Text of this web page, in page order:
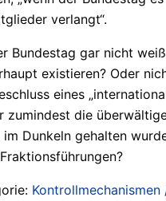
verlangt“.
Bundestag gar nicht
existieren? Oder
eines
zumindest die
Dunkeln gehalten